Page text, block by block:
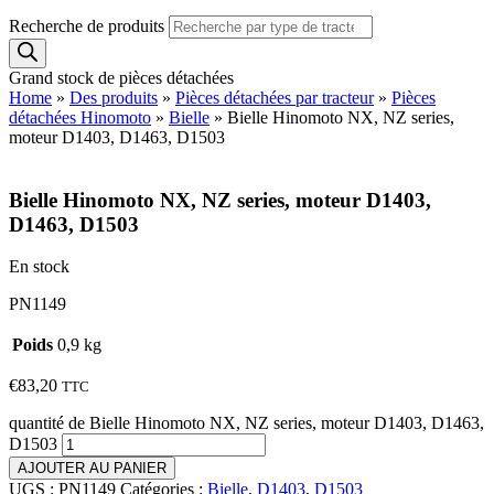
Recherche de produits
Grand stock de pièces détachées
Home » Des produits » Pièces détachées par tracteur» Pièces
détachées Hinomoto » Bielle » Bielle Hinomoto NX, NZ series,
moteur D1403, D1463, D1503
Bielle Hinomoto NX, NZ series, moteur D1403,
D1463, D1503
En stock
PN1149
Poids 0,9 kg
€83,20 TTC
quantité de Bielle Hinomoto NX, NZ series, moteur D1403, D1463,
D1503
AJOUTER AU PANIER
UGS : PN1149 Catégories : Bielle, D1403, D1503